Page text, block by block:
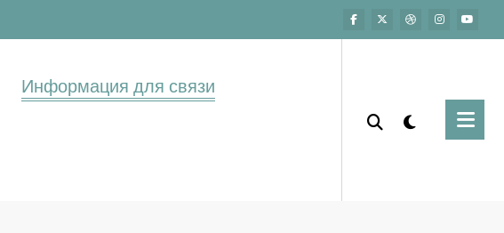
Информация для связи